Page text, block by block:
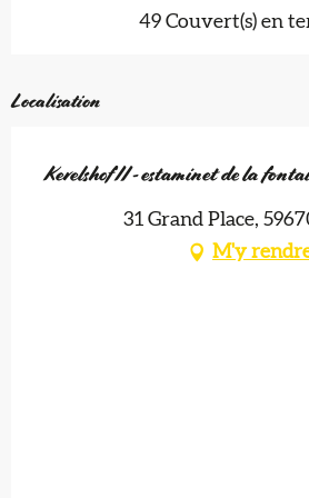
49 Couvert(s) en
Localisation
Kerelshof II - estaminet de la
31 Grand Place,
M'y